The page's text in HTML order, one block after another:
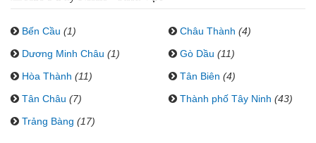
Bến Cầu (1) Châu Thành (4)
Dương Minh Châu (1) Gò Dầu (11)
Hòa Thành (11) Tân Biên (4)
Tân Châu (7) Thành phố Tây Ninh (43)
Trảng Bàng (17)